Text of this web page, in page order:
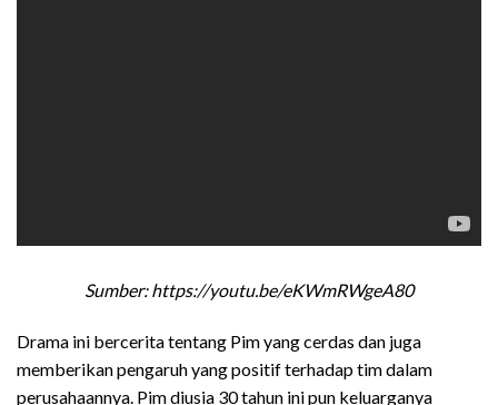
Sumber: https://youtu.be/eKWmRWgeA80
Drama ini bercerita tentang Pim yang cerdas dan juga
memberikan pengaruh yang positif terhadap tim dalam
perusahaannya. Pim diusia 30 tahun ini pun keluarganya